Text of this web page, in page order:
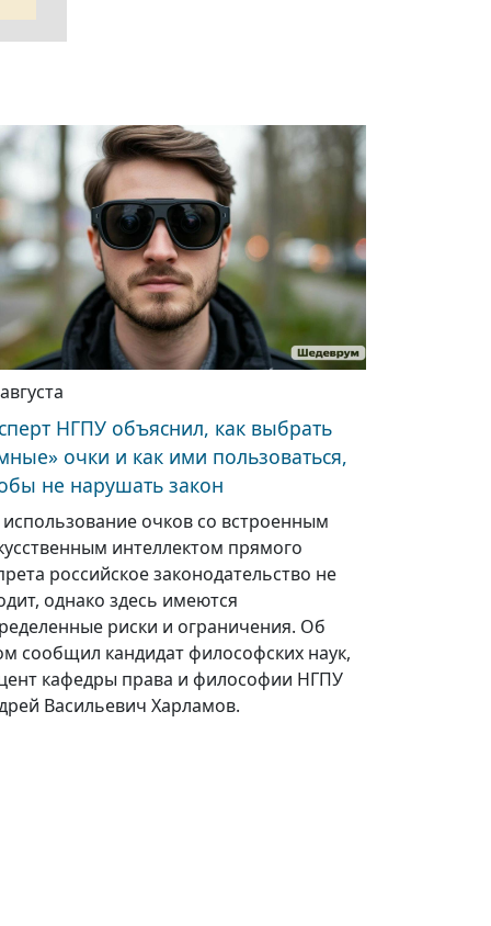
НГПУ объяснил, как выбрать
очки и как ими пользоваться,
не нарушать закон
очков со встроенным
интеллектом прямого
российское законодательство не
однако здесь имеются
риски и ограничения. Об
сообщил кандидат философских наук,
кафедры права и философии НГПУ
Васильевич Харламов.